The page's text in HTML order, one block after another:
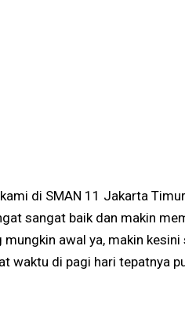
di SMAN 11 Jakarta
sangat baik dan makin
awal ya, makin
waktu di pagi hari tepatnya